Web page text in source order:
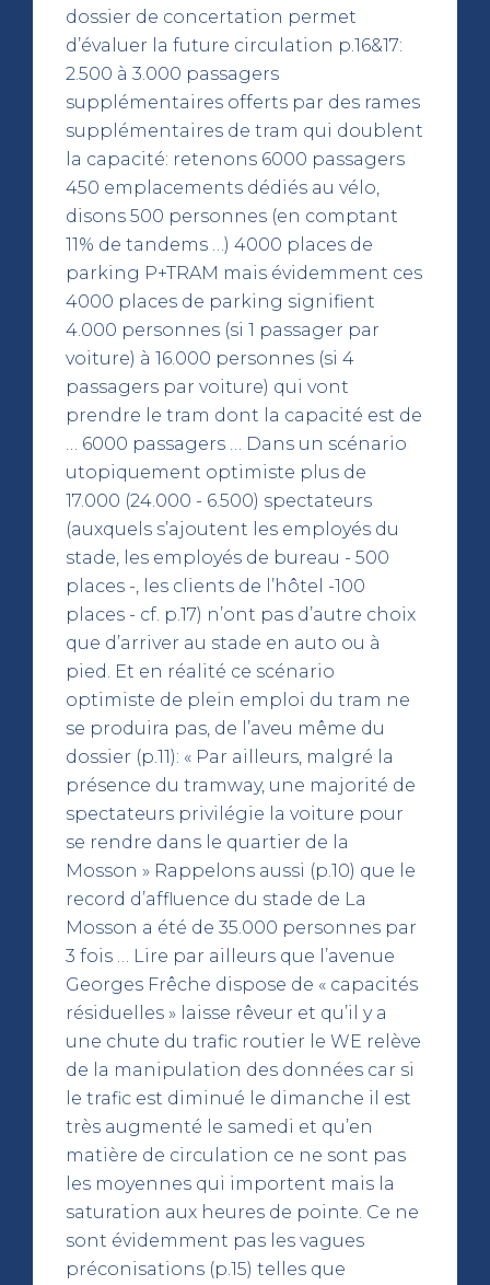
dossier de concertation permet
d’évaluer la future circulation p.16&17:
2.500 à 3.000 passagers
supplémentaires offerts par des rames
supplémentaires de tram qui doublent
la capacité: retenons 6000 passagers
450 emplacements dédiés au vélo,
disons 500 personnes (en comptant
11% de tandems …) 4000 places de
parking P+TRAM mais évidemment ces
4000 places de parking signifient
4.000 personnes (si 1 passager par
voiture) à 16.000 personnes (si 4
passagers par voiture) qui vont
prendre le tram dont la capacité est de
… 6000 passagers … Dans un scénario
utopiquement optimiste plus de
17.000 (24.000 - 6.500) spectateurs
(auxquels s’ajoutent les employés du
stade, les employés de bureau - 500
places -, les clients de l’hôtel -100
places - cf. p.17) n’ont pas d’autre choix
que d’arriver au stade en auto ou à
pied. Et en réalité ce scénario
optimiste de plein emploi du tram ne
se produira pas, de l’aveu même du
dossier (p.11): « Par ailleurs, malgré la
présence du tramway, une majorité de
spectateurs privilégie la voiture pour
se rendre dans le quartier de la
Mosson » Rappelons aussi (p.10) que le
record d’affluence du stade de La
Mosson a été de 35.000 personnes par
3 fois … Lire par ailleurs que l’avenue
Georges Frêche dispose de « capacités
résiduelles » laisse rêveur et qu’il y a
une chute du trafic routier le WE relève
de la manipulation des données car si
le trafic est diminué le dimanche il est
très augmenté le samedi et qu’en
matière de circulation ce ne sont pas
les moyennes qui importent mais la
saturation aux heures de pointe. Ce ne
sont évidemment pas les vagues
préconisations (p.15) telles que